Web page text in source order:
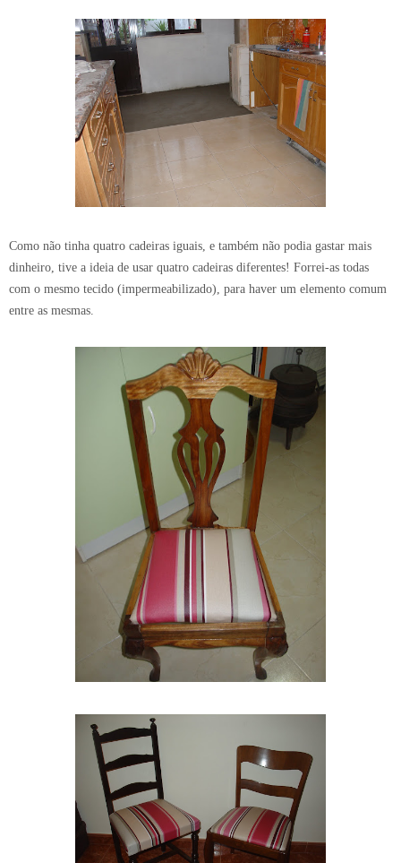
Como não tinha quatro cadeiras iguais, e também não podia gastar mais
dinheiro, tive a ideia de usar quatro cadeiras diferentes! Forrei-as todas
com o mesmo tecido (impermeabilizado), para haver um elemento comum
entre as mesmas.